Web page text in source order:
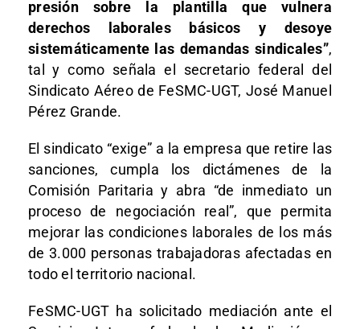
presión sobre la plantilla que vulnera
derechos laborales básicos y desoye
sistemáticamente las demandas sindicales”,
tal y como señala el secretario federal del
Sindicato Aéreo de FeSMC-UGT, José Manuel
Pérez Grande.
El sindicato “exige” a la empresa que retire las
sanciones, cumpla los dictámenes de la
Comisión Paritaria y abra “de inmediato un
proceso de negociación real”, que permita
mejorar las condiciones laborales de los más
de 3.000 personas trabajadoras afectadas en
todo el territorio nacional.
FeSMC-UGT ha solicitado mediación ante el